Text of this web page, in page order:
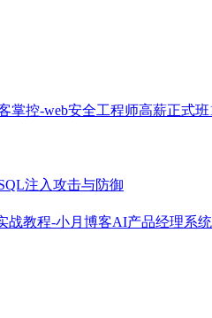
掌控-web安全工程师高薪正式
注入攻击与防御
AI产品经理系